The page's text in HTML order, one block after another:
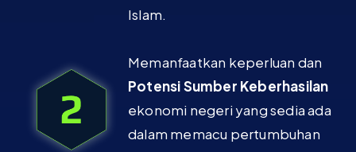
Islam.
Memanfaatkan keperluan dan
Potensi Sumber Keberhasilan
ekonomi negeri yang sedia ada
dalam memacu pertumbuhan